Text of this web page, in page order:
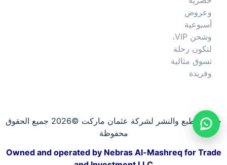
وعروض
أسبوعية
وشحن VIP،
لتكون رحلة
تسوق مثالية
وفريدة
حقوق الطبع والنشر لشركة عثمان ماركت ©2026 جميع الحقوق
محفوظة
Owned and operated by Nebras Al-Mashreq for Trade